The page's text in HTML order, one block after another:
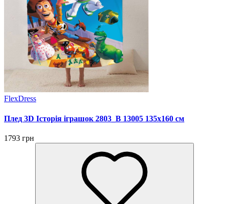
FlexDress
Плед 3D Історія іграшок 2803_B 13005 135х160 см
1793 грн